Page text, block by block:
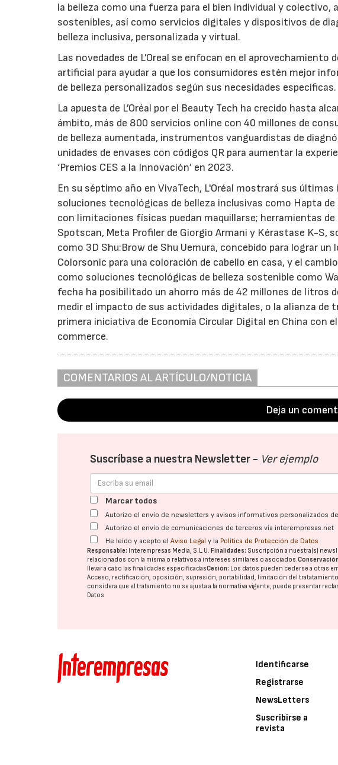
la belleza como una fuerza para el bien individual y
sostenibles, así como servicios digitales y dispositivos de
belleza inclusiva, personalizada y virtual.
Las novedades de L’Oreal se enfocan en el
artificial para ayudar a que los consumidores estén mejor
de belleza personalizados según sus necesidades específicas.
La apuesta de L’Oréal por el Beauty Tech ha crecido hasta
ámbito, más de 800 servicios online con 40 millones de
de belleza aumentada, instrumentos vanguardistas de
unidades de envases con códigos QR para aumentar la
‘Premios CES a la Innovación’ en 2023.
En su séptimo año en VivaTech, L'Oréal mostrará sus
soluciones tecnológicas de belleza inclusivas como Hapta
con limitaciones físicas puedan maquillarse; herramientas
Spotscan, Meta Profiler de Giorgio Armani y Kérastase K-S,
como 3D Shu:Brow de Shu Uemura, concebido para lograr un
Colorsonic para una coloración de cabello en casa, y el
como soluciones tecnológicas de belleza sostenible como
fecha ha posibilitado un ahorro más de 42 millones de litros
medir el impacto de sus actividades digitales, o la alianza de
primera iniciativa de Economía Circular Digital en China con
commerce.
COMENTARIOS AL ARTÍCULO/NOTICIA
Deja un
Suscríbase a nuestra Newsletter - Ver ejemplo
Marcar todos
Autorizo el envío de newsletters y avisos informativos personalizados
Autorizo el envío de comunicaciones de terceros vía interempresas.net
He leído y acepto elAviso Legal y la Política de Protección de Datos
Responsable: Interempresas Media, S.L.U.Finalidades: Suscripción a nuestra(s)
relacionados con la misma o relativos a intereses similares o asociados.
llevar a cabo las finalidades especificadasCesión: Los datos pueden cederse a otras
Acceso, rectificación, oposición, supresión, portabilidad, limitación del
considera que el tratamiento no se ajusta a la normativa vigente, puede presentar
Datos
Identificarse
Registrarse
NewsLetters
Suscribirse a
revista